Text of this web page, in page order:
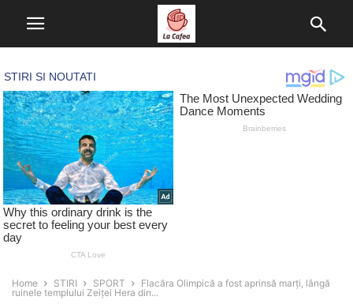
Home STIRI SPORT
Flacăra Olimpică a fost aprinsă marți, lângă
ruinele templului Zeiței Hera din...